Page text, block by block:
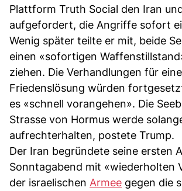
Plattform Truth Social den Iran
aufgefordert, die Angriffe sofort
Wenig später teilte er mit, beide
einen «sofortigen
ziehen. Die Verhandlungen für eine
Friedenslösung würden
es «schnell vorangehen». Die
Strasse von Hormus werde
aufrechterhalten, postete Trump.
Der Iran begründete seine ersten
Sonntagabend mit «wiederholten
der israelischen Armee gegen die